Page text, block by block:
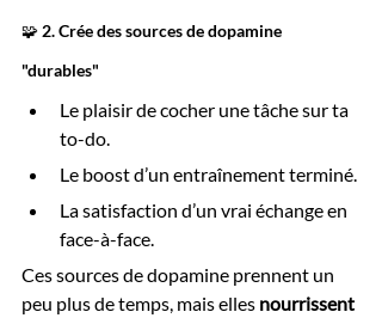
🧩 2. Crée des sources de dopamine
"durables"
Le plaisir de cocher une tâche sur ta
to-do.
Le boost d’un entraînement terminé.
La satisfaction d’un vrai échange en
face-à-face.
Ces sources de dopamine prennent un
peu plus de temps, mais elles nourrissent